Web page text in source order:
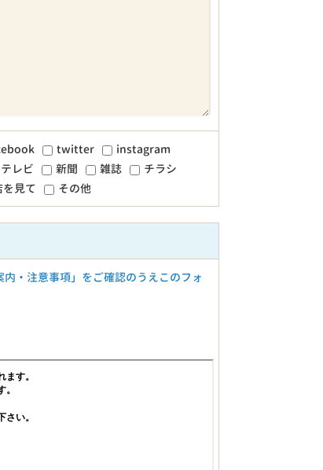
twitter
instagram
テレビ 新聞 雑誌
チラシ
を見て その他
・注意事項」をご確認のうえこのフォ